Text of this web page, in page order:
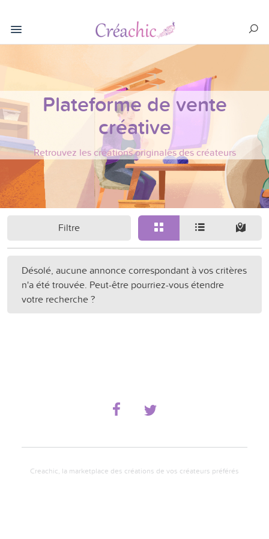
Plateforme de vente
créative
Retrouvez les créations originales des créateurs
Filtre
Désolé, aucune annonce correspondant à vos critères
n'a été trouvée. Peut-être pourriez-vous étendre
votre recherche ?
Creachic, la marketplace des créations de vos créateurs préférés